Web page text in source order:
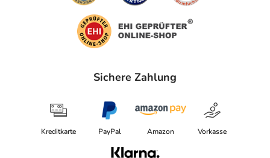
Sichere Zahlung
Kreditkarte PayPal Amazon Vorkasse